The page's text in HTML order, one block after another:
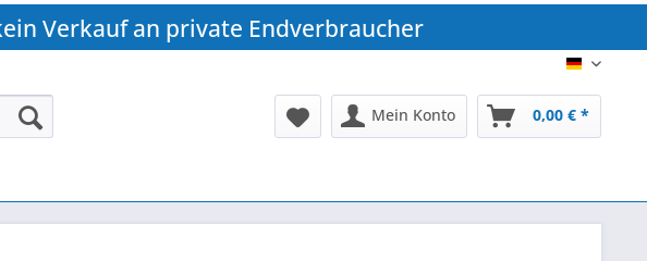
Verkauf an private Endverbraucher
DE
Mein Konto 0,00 € *